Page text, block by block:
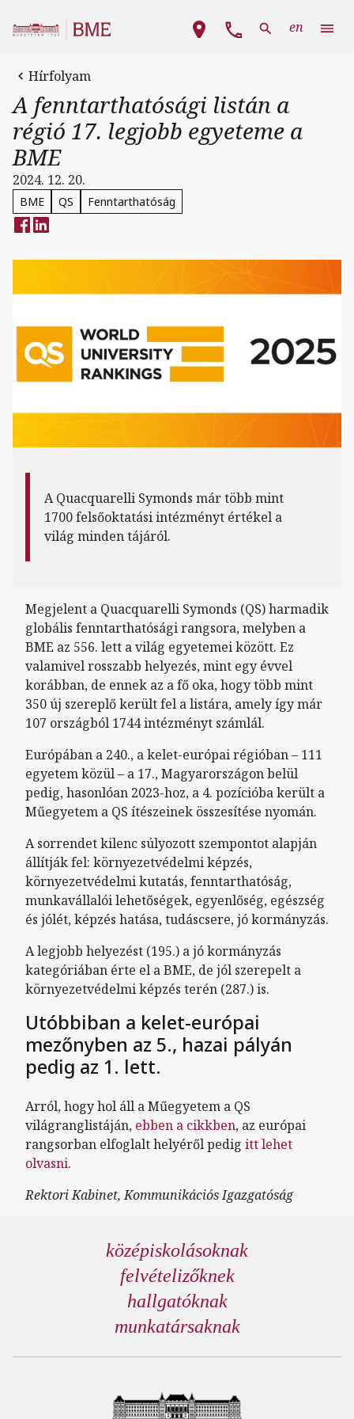
Fő navigáció
en
Hírfolyam
A fenntarthatósági listán a
régió 17. legjobb egyeteme a
BME
2024. 12. 20.
BME QS Fenntarthatóság
A Quacquarelli Symonds már több mint
1700 felsőoktatási intézményt értékel a
világ minden tájáról.
Megjelent a Quacquarelli Symonds (QS) harmadik
globális fenntarthatósági rangsora, melyben a
BME az 556. lett a világ egyetemei között. Ez
valamivel rosszabb helyezés, mint egy évvel
korábban, de ennek az a fő oka, hogy több mint
350 új szereplő került fel a listára, amely így már
107 országból 1744 intézményt számlál.
Európában a 240., a kelet-európai régióban – 111
egyetem közül – a 17., Magyarországon belül
pedig, hasonlóan 2023-hoz, a 4. pozícióba került a
Műegyetem a QS ítészeinek összesítése nyomán.
A sorrendet kilenc súlyozott szempontot alapján
állítják fel: környezetvédelmi képzés,
környezetvédelmi kutatás, fenntarthatóság,
munkavállalói lehetőségek, egyenlőség, egészség
és jólét, képzés hatása, tudáscsere, jó kormányzás.
A legjobb helyezést (195.) a jó kormányzás
kategóriában érte el a BME, de jól szerepelt a
környezetvédelmi képzés terén (287.) is.
Utóbbiban a kelet-európai
mezőnyben az 5., hazai pályán
pedig az 1. lett.
Arról, hogy hol áll a Műegyetem a QS
világranglistáján, ebben a cikkben, az európai
rangsorban elfoglalt helyéről pedig itt lehet
olvasni.
Rektori Kabinet, Kommunikációs Igazgatóság
középiskolásoknak
felvételizőknek
hallgatóknak
munkatársaknak